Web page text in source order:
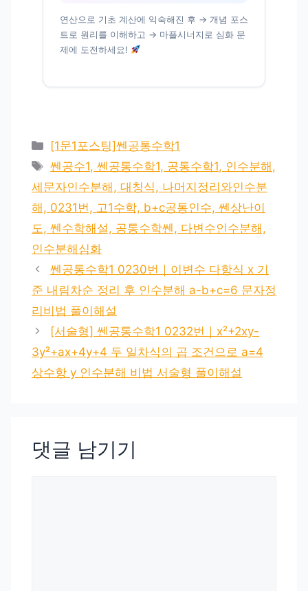
연산으로 기초 계산에 익숙해진 후 → 개념 포스
트로 원리를 이해하고 → 마플시너지로 심화 문
제에 도전하세요!
카
테
리
[1문1포스팅]쎈공통수학1
태
그
쎈공수1, 쎈공통수학1, 공통수학1, 인수분해,
세문자인수분해, 대칭식, 나머지정리와인수분
해, 0231번, 고1수학, b+c공통인수, 쎈상난이
도, 쎈수학해설, 공통수학쎈, 다변수인수분해,
인수분해심화
쎈공통수학1 0230번｜이변수 다항식 x 기
준 내림차순 정리 후 인수분해 a-b+c=6 문자정
리비법 풀이해설
[서술형] 쎈공통수학1 0232번｜x²+2xy-
3y²+ax+4y+4 두 일차식의 곱 조건으로 a=4
상수항 y 인수분해 비법 서술형 풀이해설
댓글 남기기